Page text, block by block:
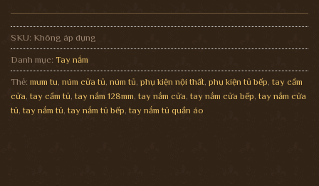
SKU: Không áp dụng
Danh mục: Tay nắm
Thẻ: mum tu, núm cửa tủ, núm tủ, phụ kiện nội thất, phụ kiện tủ bếp, tay cầm
cửa, tay cầm tủ, tay nắm 128mm, tay nắm cửa, tay nắm cửa bếp, tay nắm cửa
tủ, tay nắm tủ, tay nắm tủ bếp, tay nắm tủ quần áo